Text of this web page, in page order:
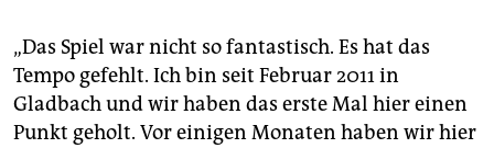
„Das Spiel war nicht so fantastisch. Es hat das
Tempo gefehlt. Ich bin seit Februar 2011 in
Gladbach und wir haben das erste Mal hier einen
Punkt geholt. Vor einigen Monaten haben wir hier